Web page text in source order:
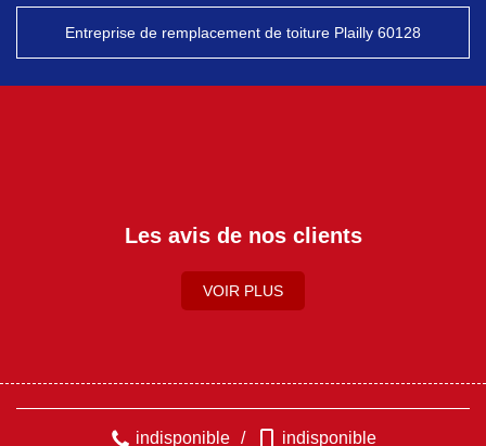
Entreprise de remplacement de toiture Plailly 60128
Les avis de nos clients
VOIR PLUS
indisponible / indisponible